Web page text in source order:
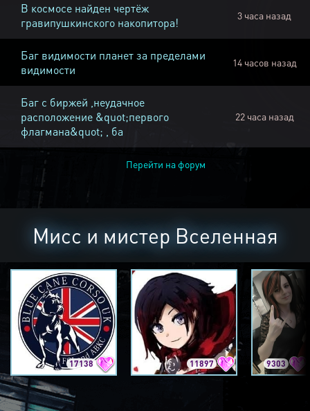
В космосе найден чертёж
гравипушкинского накопитора!
3 часа назад
Баг видимости планет за пределами
видимости
14 часов назад
Баг с биржей ,неудачное
расположение &quot;первого
флагмана&quot; , ба
22 часа назад
Перейти на форум
Мисс и мистер Вселенная
17138 11897 9303